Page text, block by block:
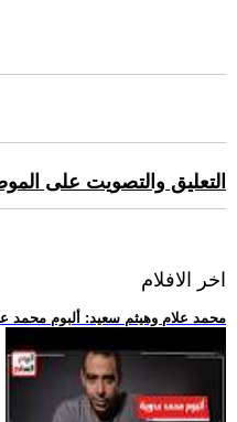
التعليق والتصويت على
اخر الافلام
.. محمد علام وهيثم سعيد: ألبوم محمد